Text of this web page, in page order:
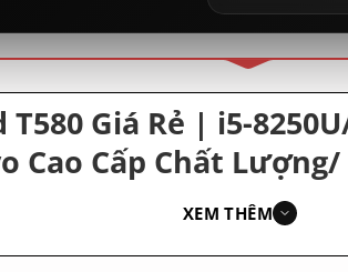
Giá Rẻ | i5-
Cao Cấp Chất
XEM THÊM